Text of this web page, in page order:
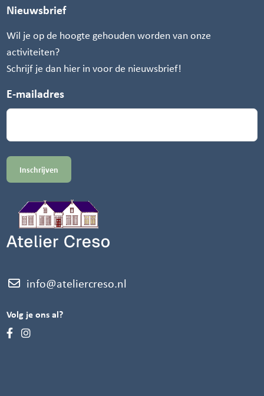
Nieuwsbrief
Wil je op de hoogte gehouden worden van onze
activiteiten?
Schrijf je dan hier in voor de nieuwsbrief!
E-mailadres
info@ateliercreso.nl
Volg je ons al?